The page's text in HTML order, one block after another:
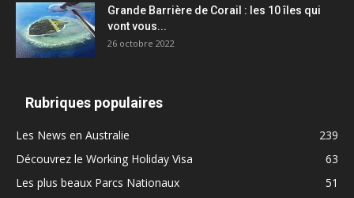
Grande Barrière de Corail : les 10 îles qui
vont vous...
26 octobre 2022
Rubriques populaires
Les News en Australie
239
Découvrez le Working Holiday Visa
63
Les plus beaux Parcs Nationaux
51